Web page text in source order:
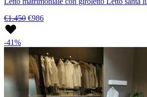
€1.450 €986
-41%